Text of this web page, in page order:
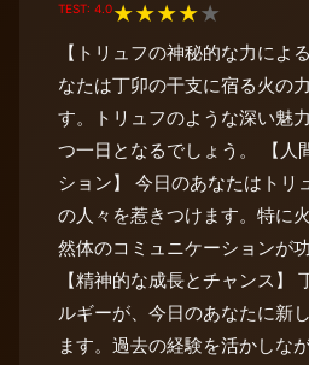
TEST: 4.0★★★★★
【トリュフの神秘的な力によ
なたは丁卯の干支に宿る火の
す。トリュフのような深い魅
つ一日となるでしょう。 【人
ション】 今日のあなたはトリ
の人々を惹きつけます。特に
然体のコミュニケーションが
【精神的な成長とチャンス】
ルギーが、今日のあなたに新
ます。過去の経験を活かしな